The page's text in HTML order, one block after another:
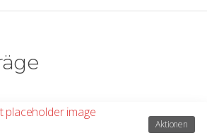
Aktionen